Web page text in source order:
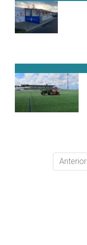
Anterior